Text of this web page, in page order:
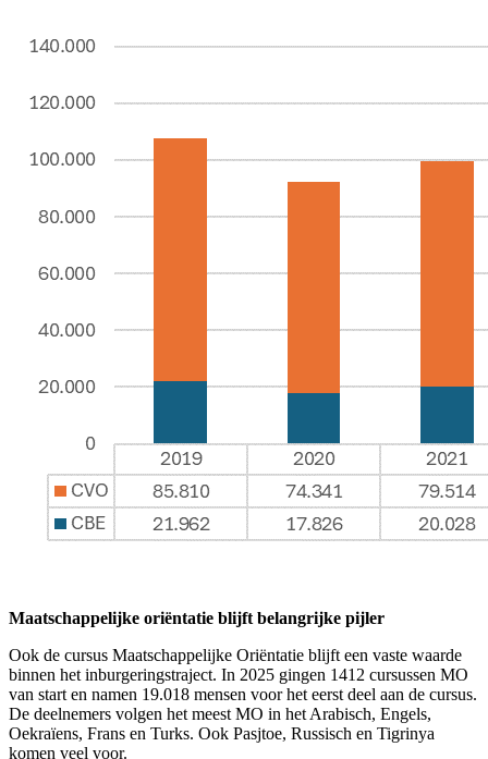
Maatschappelijke oriëntatie blijft belangrijke pijler
Ook de cursus Maatschappelijke Oriëntatie blijft een vaste waarde
binnen het inburgeringstraject. In 2025 gingen 1412 cursussen MO
van start en namen 19.018 mensen voor het eerst deel aan de cursus.
De deelnemers volgen het meest MO in het Arabisch, Engels,
Oekraïens, Frans en Turks. Ook Pasjtoe, Russisch en Tigrinya
komen veel voor.